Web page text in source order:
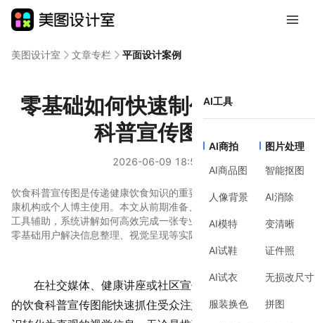
AI工具
AI商拍
AI商品图
人像背景
AI模特
AI试鞋
AI试衣
服装换色
图片处理
智能抠图
AI消除
变清晰
证件照
无损改尺寸
拼图
美图设计室 文章专栏 平面设计案例
零基础如何快速制作专业饮食
科普宣传图？
2026-06-09 18:59
饮食科普宣传图是传递健康饮食知识的重要载体，适合营养师、健
康机构或个人博主使用。本文从前期准备、制作方法、风格建议到
工具辅助，系统讲解如何高效完成一张专业且易读的宣传图，帮助
零基础用户解决信息整理、视觉呈现等实际问题。
在社交媒体、健康讲座或社区宣传中，一张清晰、美观
的饮食科普宣传图能快速抓住受众注意力，将复杂的营养知